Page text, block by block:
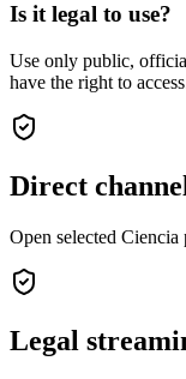
Is it legal to use?
Use only public,
have the right to
Direct
Open selected
Legal